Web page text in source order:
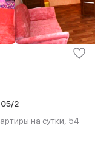
2
на сутки, 54